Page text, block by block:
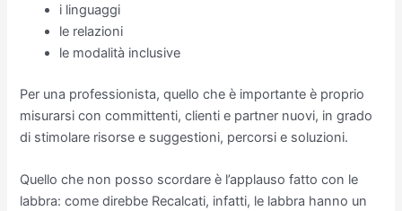
i linguaggi
le relazioni
le modalità inclusive
Per una professionista, quello che è importante è proprio
misurarsi con committenti, clienti e partner nuovi, in grado
di stimolare risorse e suggestioni, percorsi e soluzioni.
Quello che non posso scordare è l’applauso fatto con le
labbra: come direbbe Recalcati, infatti, le labbra hanno un